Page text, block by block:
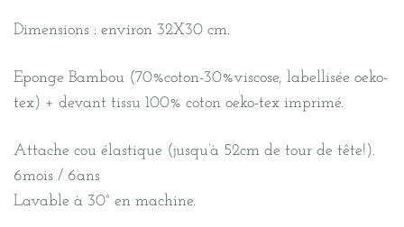
jaune
Dimensions : environ 32X30 cm.
Eponge Bambou (70%coton-30%viscose, labellisée oeko-
tex) + devant tissu 100% coton oeko-tex imprimé.
Attache cou élastique (jusqu’à 52cm de tour de tête!).
6mois / 6ans
Lavable à 30° en machine.